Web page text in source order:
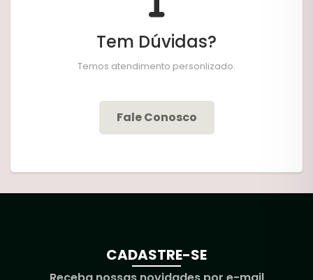
Tem Dúvidas?
Temos atendimento personlizado.
Fale Conosco
CADASTRE-SE